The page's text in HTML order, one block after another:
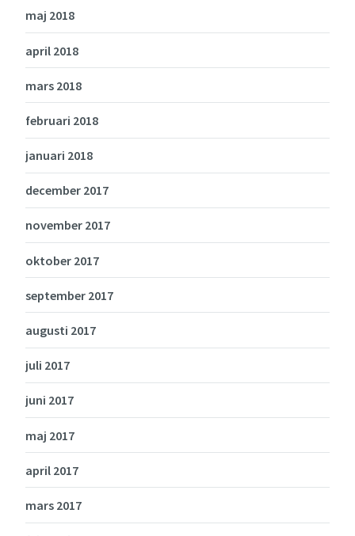
maj 2018
april 2018
mars 2018
februari 2018
januari 2018
december 2017
november 2017
oktober 2017
september 2017
augusti 2017
juli 2017
juni 2017
maj 2017
april 2017
mars 2017